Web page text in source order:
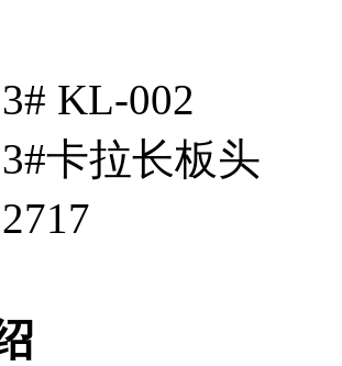
3# KL-002
3#卡拉长板头
2717